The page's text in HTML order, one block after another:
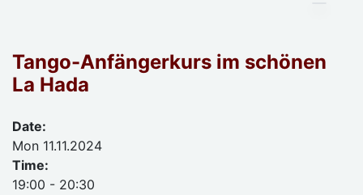
Tango-Anfängerkurs im schönen
La Hada
Date:
Mon 11.11.2024
Time:
19:00 - 20:30